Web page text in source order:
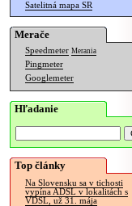
Satelitná mapa SR
Merače
Speedmeter Merania
Pingmeter
Googlemeter
Hľadanie
Top články
Na Slovensku sa v tichosti
vypína ADSL v lokalitách s
VDSL, už 31. mája